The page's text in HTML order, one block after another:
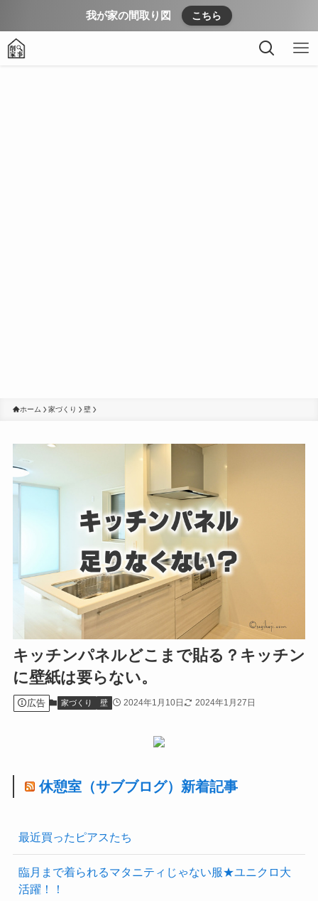
我が家の間取り図 こちら
ホーム 家づくり 壁
キッチンパネルどこまで貼る？キッチン
に壁紙は要らない。
広告 家づくり 壁 2024年1月10日 2024年1月27日
休憩室（サブブログ）新着記事
最近買ったピアスたち
臨月まで着られるマタニティじゃない服★ユニクロ大
活躍！！